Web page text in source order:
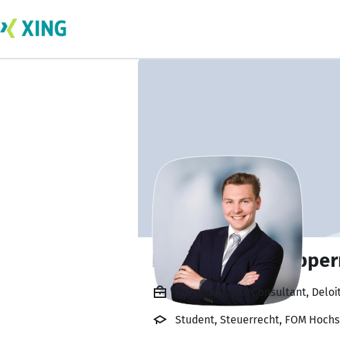
Linus-Leander
Angestellt, Tax-Consultant,
Student, Steuerrecht, FOM